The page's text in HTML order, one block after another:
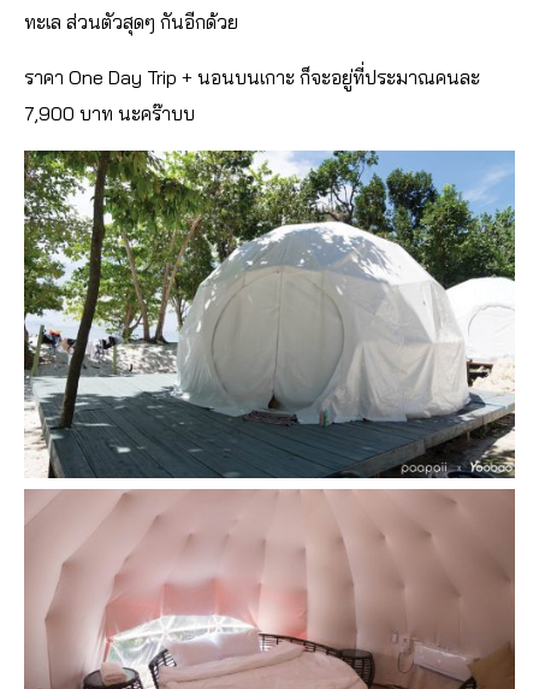
ทะเล ส่วนตัวสุดๆ กันอีกด้วย
ราคา One Day Trip + นอนบนเกาะ ก็จะอยู่ที่ประมาณคนละ
7,900 บาท นะคร๊าบบ